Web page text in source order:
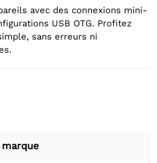
avec des connexions mini-
USB OTG. Profitez
sans erreurs ni